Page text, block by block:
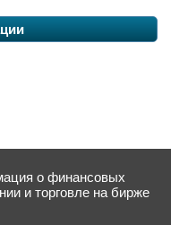
о финансовых
и торговле на бирже